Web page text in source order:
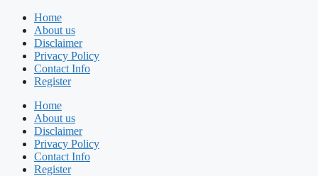
Skip
content
Home
About us
Disclaimer
Privacy Policy
Contact Info
Register
Home
About us
Disclaimer
Privacy Policy
Contact Info
Register